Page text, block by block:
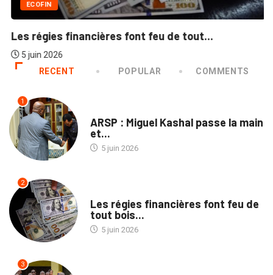
ECOFIN
Les régies financières font feu de tout...
5 juin 2026
RECENT
POPULAR COMMENTS
1
ARSP : Miguel Kashal passe la main
et...
5 juin 2026
2
Les régies financières font feu de
tout bois...
5 juin 2026
3